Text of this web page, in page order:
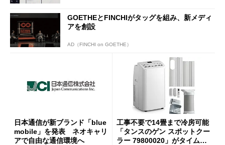
GOETHEとFINCHIがタッグを組み、新メディ
アを創設
AD（FINCHI on GOETHE）
日本通信が新ブランド「blue
mobile」を発表 ネオキャリ
アで自由な通信環境へ
工事不要で14畳まで冷房可能
「タンスのゲン スポットクー
ラー 79800020」がタイムセ